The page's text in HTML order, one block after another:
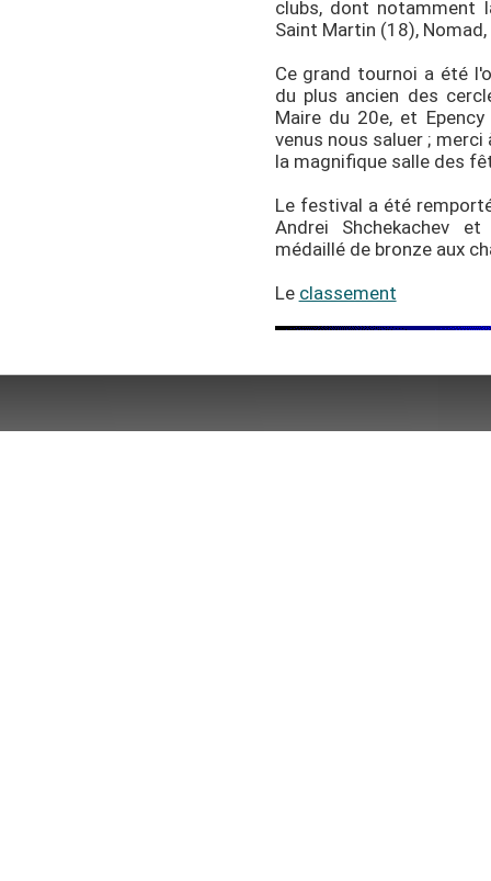
clubs, dont notamment
Saint Martin (18),
Ce grand tournoi a été
du plus ancien des
Maire du 20e, et
venus nous saluer ;
la magnifique salle des
Le festival a été
Andrei Shchekachev
médaillé de bronze aux
Le classement